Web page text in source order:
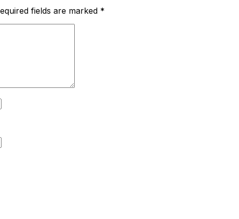
fields are marked *